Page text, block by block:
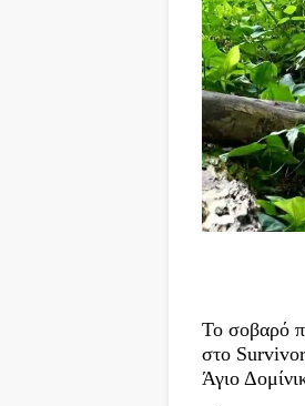
Το σοβαρό
στο
Άγιο